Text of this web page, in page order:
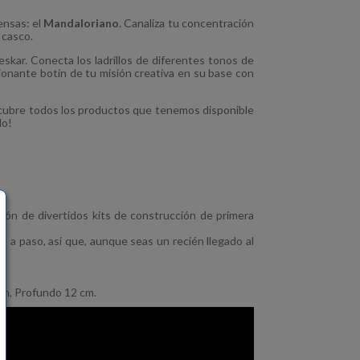
el Mandaloriano. Canaliza tu concentración
Conecta los ladrillos de diferentes tonos de
botín de tu misión creativa en su base con
todos los productos que tenemos disponible
de divertidos kits de construcción de primera
a paso, así que, aunque seas un recién llegado al
Profundo 12 cm.